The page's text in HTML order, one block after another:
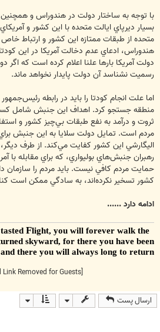
با توجه به ساختار دولت در هندوراس و
بسيار ديرپاي ايالت متحده با اين كشور و
متحده از طبقات ممتازه اين كشور و ارتباط خاص
هندوراس، ادعاي عدم دخالت آمريكا در اين
دولت آمريكا بارها علنا اعلام كرده است كه اگر
رسميت نشناسد آن دولت پايدار نخواهد ماند.
اما علت انجام كودتا را بايد در رابطه
منطقه جستجو كرد. اهداف اين جنبش شامل
ثروت و درآمد به نفع طبقات بي‌چيز كشور و
مردم است. تمايل دولت سلايا به اين جنبش
اليگارشي اين كشور كفايت مي‌كند. از طرف
رهبران جنبش‌هاي بوليواري، كه براي مقابله با
حمايت مردم كافي نيست. بايد مردم را سازمان
كشور تسخير نكرده‌اند، به سادگي ممكن است
ادامه دارد ......
Flight, you will forever walk the
skyward, for there you have been
and there you will always long to return
[External Link Removed for Guests]
ارسال پست